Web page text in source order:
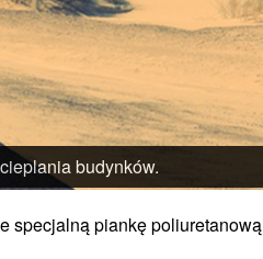
budynków.
specjalną piankę poliuretanową